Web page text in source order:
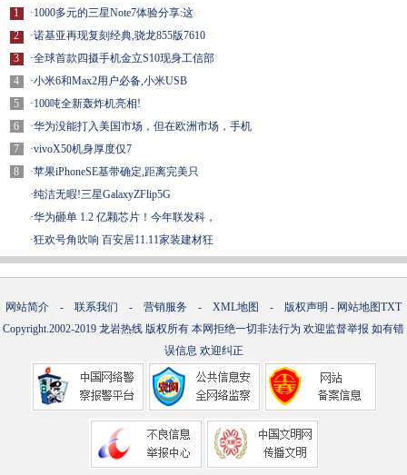
1
2
3
4
5
6
7
8
·1000多元的三星Note7体验分享:这
·诺基亚再现复刻经典,骁龙855版7610
·全球首款四摄手机金立S10现身工信部
·小米6和Max2用户必备,小米USB
·100吨全新轰炸机亮相!
·华为没能打入美国市场，但在欧洲市场，手机
·vivoX50机身厚度仅7
·苹果iPhoneSE基带确定,距离完美只
·纯洁无暇!三星GalaxyZFlip5G
·华为砸单 1.2 亿颗芯片！今年联发科，
·狂欢号角吹响 百安居11.11家装建材狂
网站简介 - 联系我们 - 营销服务 - XML地图 - 版权声明 - 网站地图TXT
Copyright.2002-2019 龙岩热线 版权所有 本网拒绝一切非法行为 欢迎监督举报 如有错
误信息 欢迎纠正